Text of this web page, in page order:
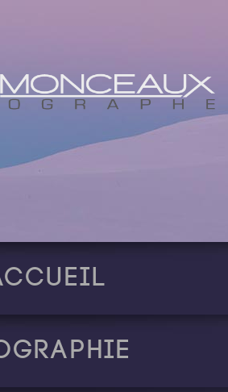
Accueil